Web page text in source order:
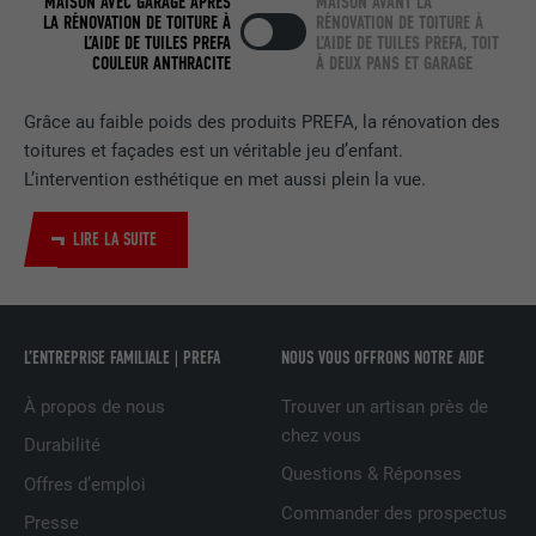
Grâce au faible poids des produits PREFA, la rénovation des
toitures et façades est un véritable jeu d’enfant.
L’intervention esthétique en met aussi plein la vue.
LIRE LA SUITE
LA RÉNOVATION DE TOITURE À
L’AIDE DE TUILES PREFA
COULEUR ANTHRACITE
RÉNOVATION DE TOITURE À
L’AIDE DE TUILES PREFA, TOIT
À DEUX PANS ET GARAGE
L’ENTREPRISE FAMILIALE | PREFA
À propos de nous
Durabilité
Offres d’emploi
Presse
NOUS VOUS OFFRONS NOTRE AIDE
Trouver un artisan près de
chez vous
Questions & Réponses
Commander des prospectus
EXPIRATION 2 ans
Utilisé par le service de réseau social
services intégrés.
NOM
FOURNISSEUR
UTILITÉ
Utilisé par le service de réseau social
LinkedIn pour suivre l'utilisation de
UserMatchHistory